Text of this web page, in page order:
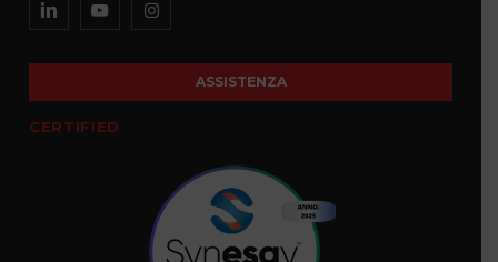
ASSISTENZA
CERTIFIED